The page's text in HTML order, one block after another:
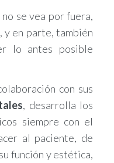
se vea por fuera,
y en parte, también
lo antes posible
con sus
, desarrolla los
siempre con el
al paciente, de
función y estética,